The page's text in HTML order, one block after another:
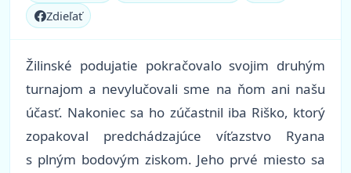
Zdieľať
Žilinské podujatie pokračovalo svojim druhým
turnajom a nevylučovali sme na ňom ani našu
účasť. Nakoniec sa ho zúčastnil iba Riško, ktorý
zopakoval predchádzajúce víťazstvo Ryana
s plným bodovým ziskom. Jeho prvé miesto sa